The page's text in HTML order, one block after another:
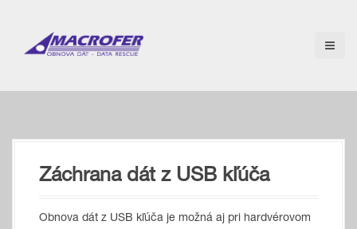
o
Záchrana dát z USB kľúča
Obnova dát z USB kľúča je možná aj pri hardvérovom